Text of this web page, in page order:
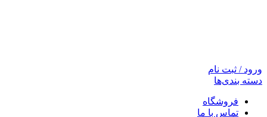
ورود / ثبت نام
دسته بندی‌ها
فروشگاه
تماس با ما